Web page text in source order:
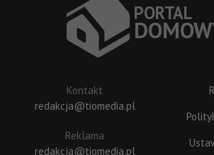
PORTAL
DOMOW
Kontakt
redakcja@tiomedia.pl
Reklama
redakcja@tiomedia.pl